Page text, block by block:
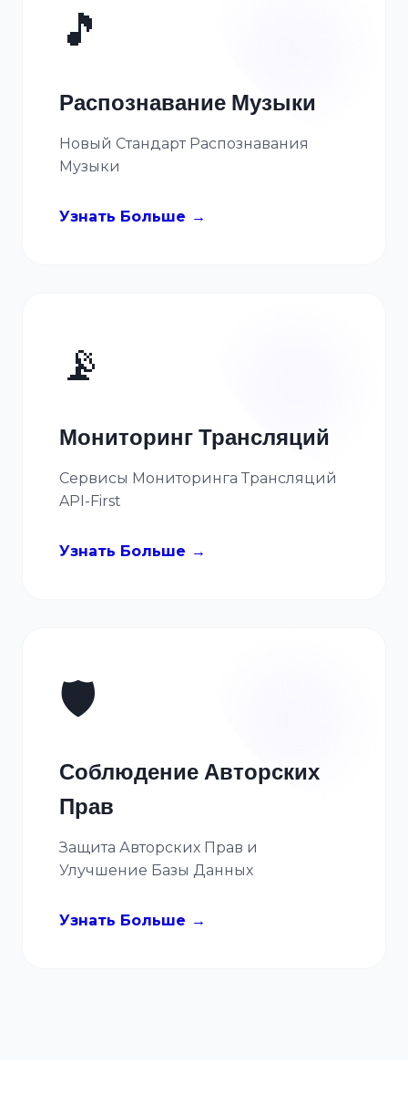
🎵
Распознавание Музыки
Новый Стандарт Распознавания
Музыки
Узнать Больше
📡
Мониторинг Трансляций
Сервисы Мониторинга Трансляций
API-First
Узнать Больше
🛡️
Соблюдение Авторских
Прав
Защита Авторских Прав и
Улучшение Базы Данных
Узнать Больше